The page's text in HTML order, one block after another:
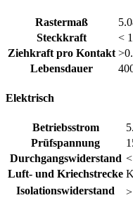
Rastermaß
Steckkraft
<
Ziehkraft pro Kontakt
Lebensdauer
Elektrisch
Betriebsstrom
Prüfspannung
Durchgangswiderstand
Luft- und Kriechstrecke
Isolationswiderstand